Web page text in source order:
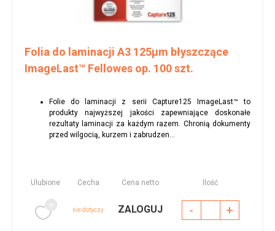
Folia do laminacji A3 125µm błyszczące
ImageLast™ Fellowes op. 100 szt.
Folie do laminacji z serii Capture125 ImageLast™ to
produkty najwyższej jakości zapewniające doskonałe
rezultaty laminacji za każdym razem. Chronią dokumenty
przed wilgocią, kurzem i zabrudzen...
Ulubione Cecha Cena netto Ilość
nie dotyczy ZALOGUJ - +